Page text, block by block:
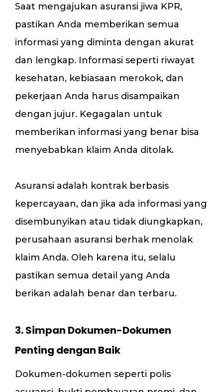
Saat mengajukan asuransi jiwa KPR,
pastikan Anda memberikan semua
informasi yang diminta dengan akurat
dan lengkap. Informasi seperti riwayat
kesehatan, kebiasaan merokok, dan
pekerjaan Anda harus disampaikan
dengan jujur. Kegagalan untuk
memberikan informasi yang benar bisa
menyebabkan klaim Anda ditolak.
Asuransi adalah kontrak berbasis
kepercayaan, dan jika ada informasi yang
disembunyikan atau tidak diungkapkan,
perusahaan asuransi berhak menolak
klaim Anda. Oleh karena itu, selalu
pastikan semua detail yang Anda
berikan adalah benar dan terbaru.
3. Simpan Dokumen-Dokumen
Penting dengan Baik
Dokumen-dokumen seperti polis